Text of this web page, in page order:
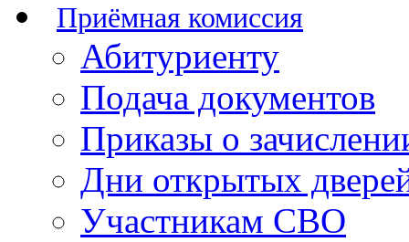
Приёмная комиссия
Абитуриенту
Подача документов
Приказы о
Дни открытых
Участникам СВО